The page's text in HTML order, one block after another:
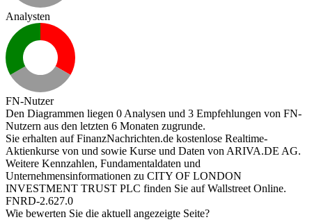
Analysten
FN-Nutzer
Den Diagrammen liegen 0 Analysen und 3 Empfehlungen von FN-
Nutzern aus den letzten 6 Monaten zugrunde.
Sie erhalten auf FinanzNachrichten.de kostenlose Realtime-
Aktienkurse von und sowie Kurse und Daten von ARIVA.DE AG.
Weitere Kennzahlen, Fundamentaldaten und
Unternehmensinformationen zu CITY OF LONDON
INVESTMENT TRUST PLC finden Sie aufWallstreet Online.
FNRD-2.627.0
Wie bewerten Sie die aktuell angezeigte Seite?